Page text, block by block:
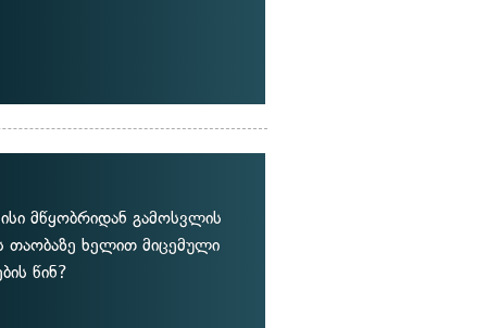
მწყობრიდან გამოსვლის
თაობაზე ხელით მიცემული
წინ?